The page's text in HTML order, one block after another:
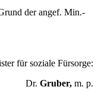
der angef. Min.-
für soziale Fürsorge:
Dr. Gruber, m. p.